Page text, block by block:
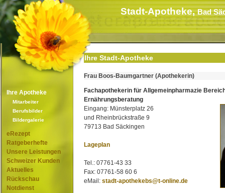
Stadt-Apotheke,Bad
Ihre Apotheke
Mitarbeiter
Berufsbilder
Bildergalerie
eRezept
Ratgeberhefte
Unsere Leistungen
Schweizer Kunden
Aktuelles
Rückschau
Notdienst
Ihre Stadt-Apotheke
Frau Boos-Baumgartner (Apothekerin)
Fachapothekerin für Allgemeinpharmazie
Ernährungsberatung
Eingang: Münsterplatz 26
und Rheinbrückstraße 9
79713 Bad Säckingen
Lageplan
Tel.: 07761-43 33
Fax: 07761-58 60 6
eMail: stadt-apothekebs@t-online.de